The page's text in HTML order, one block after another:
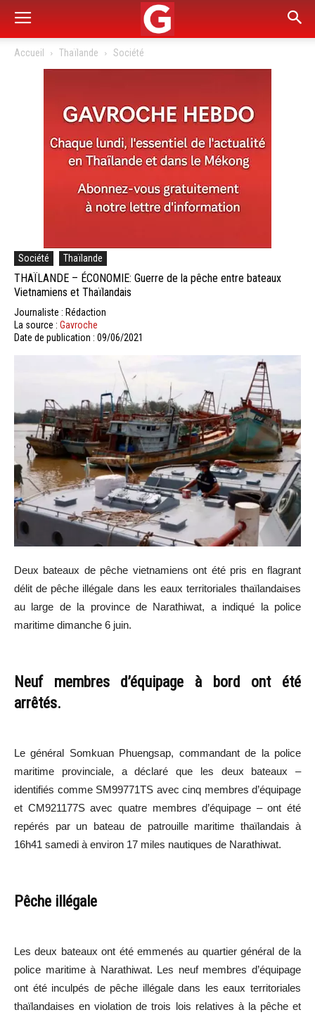
Accueil Thaïlande Société
Société Thaïlande
THAÏLANDE – ÉCONOMIE: Guerre de la pêche entre bateaux
Vietnamiens et Thaïlandais
Journaliste : Rédaction
La source : Gavroche
Date de publication : 09/06/2021
Deux bateaux de pêche vietnamiens ont été pris en flagrant
délit de pêche illégale dans les eaux territoriales thaïlandaises
au large de la province de Narathiwat, a indiqué la police
maritime dimanche 6 juin.
Neuf membres d’équipage à bord ont été
arrêtés.
Le général Somkuan Phuengsap, commandant de la police
maritime provinciale, a déclaré que les deux bateaux –
identifiés comme SM99771TS avec cinq membres d’équipage
et CM921177S avec quatre membres d’équipage – ont été
repérés par un bateau de patrouille maritime thaïlandais à
16h41 samedi à environ 17 miles nautiques de Narathiwat.
Pêche illégale
Les deux bateaux ont été emmenés au quartier général de la
police maritime à Narathiwat. Les neuf membres d’équipage
ont été inculpés de pêche illégale dans les eaux territoriales
thaïlandaises en violation de trois lois relatives à la pêche et